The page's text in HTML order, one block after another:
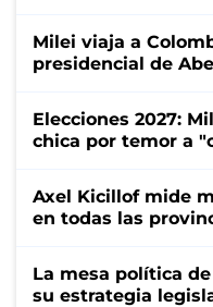
Milei viaja a
presidencial de
Elecciones 2027:
chica por temor a
Axel Kicillof mide
en todas las
La mesa política
su estrategia